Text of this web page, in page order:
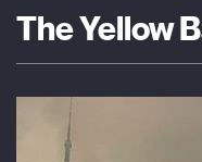
The Yellow